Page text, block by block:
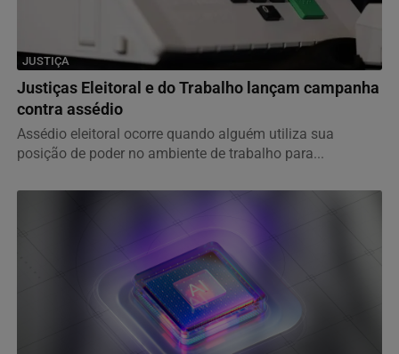
JUSTIÇA
Justiças Eleitoral e do Trabalho lançam campanha
contra assédio
Assédio eleitoral ocorre quando alguém utiliza sua
posição de poder no ambiente de trabalho para...